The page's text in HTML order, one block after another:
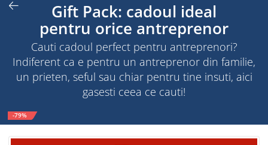
Gift Pack: cadoul ideal
pentru orice antreprenor
Cauti cadoul perfect pentru antreprenori?
Indiferent ca e pentru un antreprenor din familie,
un prieten, seful sau chiar pentru tine insuti, aici
gasesti ceea ce cauti!
-79%